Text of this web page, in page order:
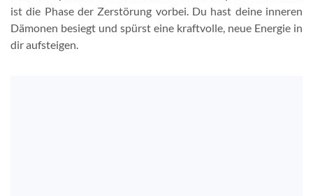
ist die Phase der Zerstörung vorbei. Du hast deine inneren
Dämonen besiegt und spürst eine kraftvolle, neue Energie in
dir aufsteigen.